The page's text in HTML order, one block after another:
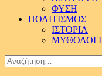
ΦΥΣΗ
ΠΟΛΙΤΙΣΜΟΣ
ΙΣΤΟΡΙΑ
Αναζήτηση
για: